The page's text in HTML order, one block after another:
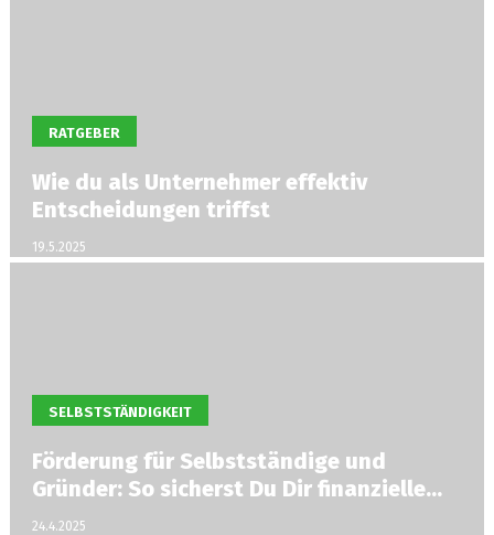
RATGEBER
Wie du als Unternehmer effektiv
Entscheidungen triffst
19.5.2025
SELBSTSTÄNDIGKEIT
Förderung für Selbstständige und
Gründer: So sicherst Du Dir finanzielle
Unterstützung
24.4.2025